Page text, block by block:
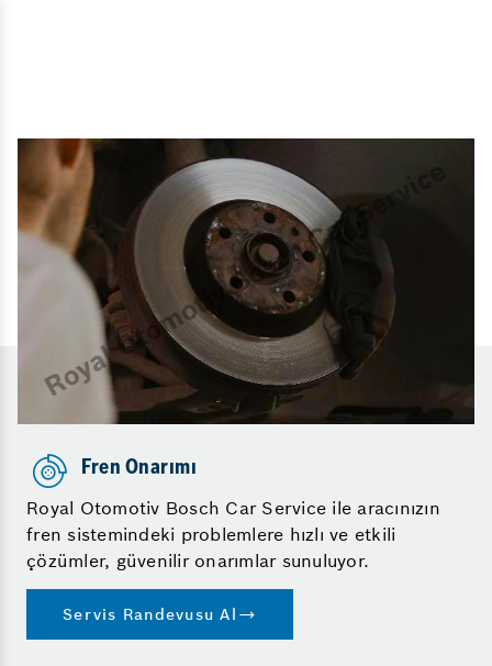
Fren Onarımı
Royal Otomotiv Bosch Car Service ile aracınızın
fren sistemindeki problemlere hızlı ve etkili
çözümler, güvenilir onarımlar sunuluyor.
Servis Randevusu Al